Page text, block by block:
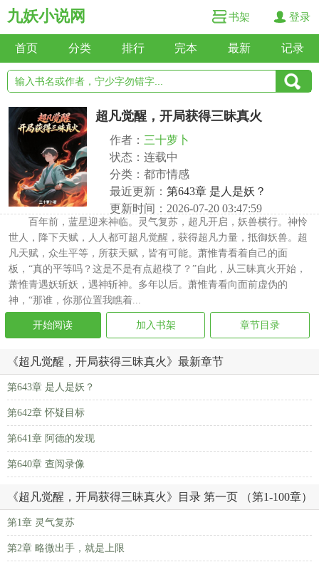
九妖小说网 书架 登录
首页 分类 排行 完本 最新 记录
超凡觉醒，开局获得三昧真火
作者： 三十萝卜
状态：连载中
分类：都市情感
最近更新： 第643章 是人是妖？
更新时间：2026-07-20 03:47:59
百年前，蓝星迎来神临。灵气复苏，超凡开启，妖兽横行。神怜
世人，降下天赋，人人都可超凡觉醒，获得超凡力量，抵御妖兽。超
凡天赋，众生平等，所获天赋，皆有可能。萧惟青看着自己的面
板，“真的平等吗？这是不是有点超模了？”自此，从三昧真火开始，
萧惟青遇妖斩妖，遇神斩神。多年以后。萧惟青看向面前虚伪的
神，“那谁，你那位置我瞧着...
开始阅读 加入书架 章节目录
《超凡觉醒，开局获得三昧真火》最新章节
第643章 是人是妖？
第642章 怀疑目标
第641章 阿德的发现
第640章 查阅录像
《超凡觉醒，开局获得三昧真火》目录 第一页 （第1-100章）
第1章 灵气复苏
第2章 略微出手，就是上限